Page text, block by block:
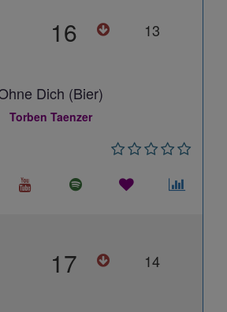
16 13
Dich (Bier)
Torben Taenzer
17 14